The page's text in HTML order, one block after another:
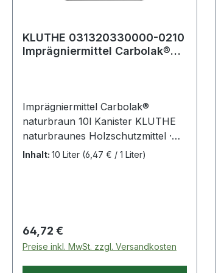
KLUTHE 031320330000-0210
Imprägniermittel Carbolak®
Imprägniermittel Carbolak®
naturbraun 10l Kanister KLUTHE
naturbraunes Holzschutzmittel ·
unauffällig gegen Fäulnis und
Weitere technische Eigenschaften: ·
Gebinde: Kanister
Inhalt: 10 Liter (6,47 € / 1 Liter)
Regulärer Preis:
64,72 €
Preise inkl. MwSt. zzgl. Versandkosten